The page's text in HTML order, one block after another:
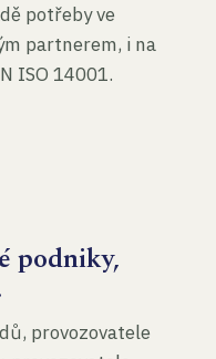
potřeby ve
partnerem, i na
ISO 14001.
podniky,
provozovatele